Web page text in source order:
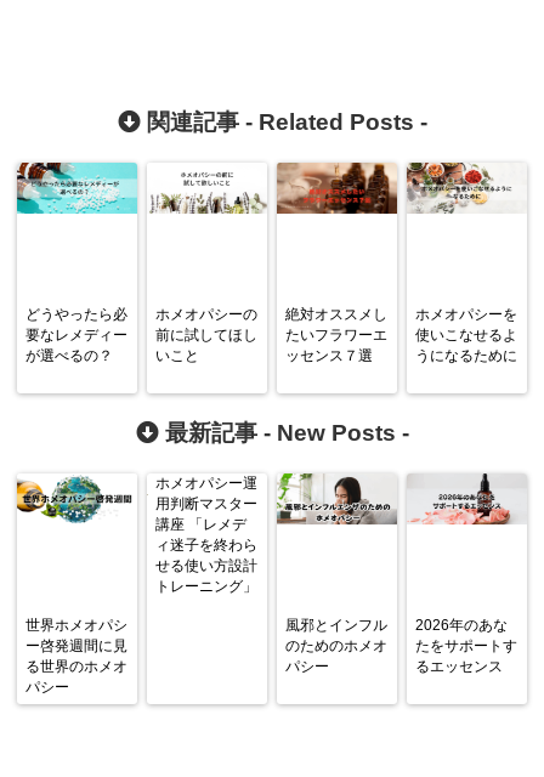
関連記事 - Related Posts -
どうやったら必
要なレメディー
が選べるの？
ホメオパシーの
前に試してほし
いこと
絶対オススメし
たいフラワーエ
ッセンス７選
ホメオパシーを
使いこなせるよ
うになるために
最新記事 - New Posts -
世界ホメオパシ
ー啓発週間に見
る世界のホメオ
パシー
ホメオパシー運
用判断マスター
講座 「レメデ
ィ迷子を終わら
せる使い方設計
トレーニング」
風邪とインフル
のためのホメオ
パシー
2026年のあな
たをサポートす
るエッセンス